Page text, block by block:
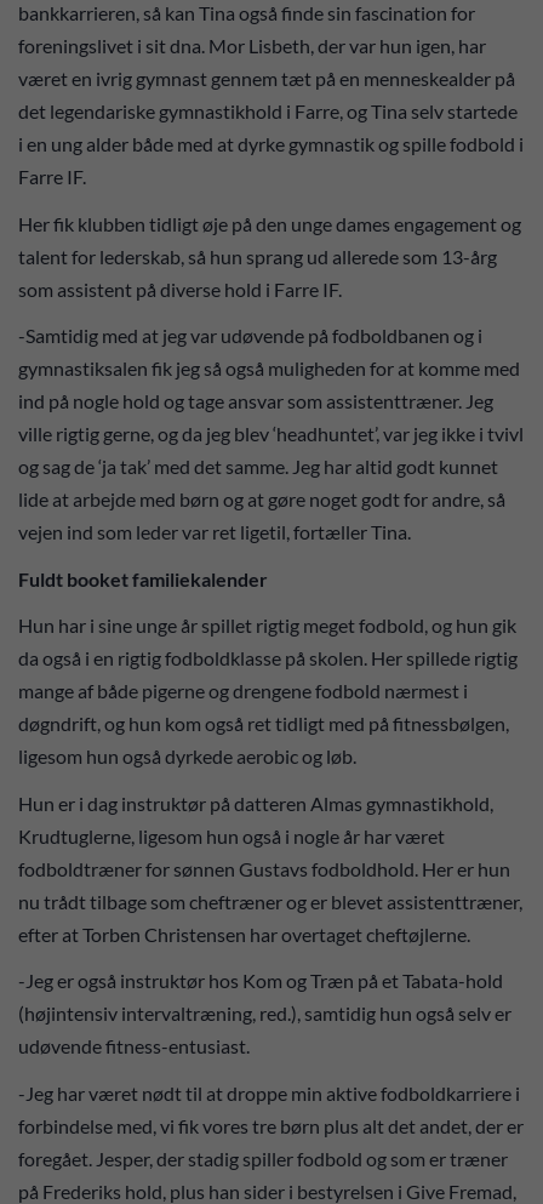
bankkarrieren, så kan Tina også finde sin fascination for
foreningslivet i sit dna. Mor Lisbeth, der var hun igen, har
været en ivrig gymnast gennem tæt på en menneskealder på
det legendariske gymnastikhold i Farre, og Tina selv startede
i en ung alder både med at dyrke gymnastik og spille fodbold i
Farre IF.
Her fik klubben tidligt øje på den unge dames engagement og
talent for lederskab, så hun sprang ud allerede som 13-årg
som assistent på diverse hold i Farre IF.
-Samtidig med at jeg var udøvende på fodboldbanen og i
gymnastiksalen fik jeg så også muligheden for at komme med
ind på nogle hold og tage ansvar som assistenttræner. Jeg
ville rigtig gerne, og da jeg blev ‘headhuntet’, var jeg ikke i tvivl
og sag de ‘ja tak’ med det samme. Jeg har altid godt kunnet
lide at arbejde med børn og at gøre noget godt for andre, så
vejen ind som leder var ret ligetil, fortæller Tina.
Fuldt booket familiekalender
Hun har i sine unge år spillet rigtig meget fodbold, og hun gik
da også i en rigtig fodboldklasse på skolen. Her spillede rigtig
mange af både pigerne og drengene fodbold nærmest i
døgndrift, og hun kom også ret tidligt med på fitnessbølgen,
ligesom hun også dyrkede aerobic og løb.
Hun er i dag instruktør på datteren Almas gymnastikhold,
Krudtuglerne, ligesom hun også i nogle år har været
fodboldtræner for sønnen Gustavs fodboldhold. Her er hun
nu trådt tilbage som cheftræner og er blevet assistenttræner,
efter at Torben Christensen har overtaget cheftøjlerne.
-Jeg er også instruktør hos Kom og Træn på et Tabata-hold
(højintensiv intervaltræning, red.), samtidig hun også selv er
udøvende fitness-entusiast.
-Jeg har været nødt til at droppe min aktive fodboldkarriere i
forbindelse med, vi fik vores tre børn plus alt det andet, der er
foregået. Jesper, der stadig spiller fodbold og som er træner
på Frederiks hold, plus han sider i bestyrelsen i Give Fremad,